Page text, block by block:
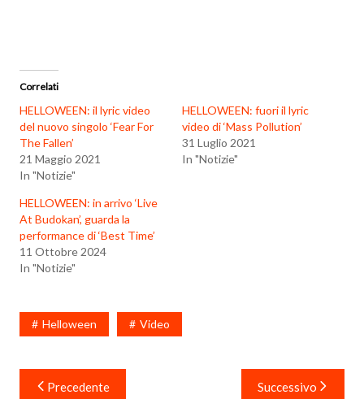
Correlati
HELLOWEEN: il lyric video
del nuovo singolo ‘Fear For
The Fallen’
21 Maggio 2021
In "Notizie"
HELLOWEEN: fuori il lyric
video di ‘Mass Pollution’
31 Luglio 2021
In "Notizie"
HELLOWEEN: in arrivo ‘Live
At Budokan’, guarda la
performance di ‘Best Time’
11 Ottobre 2024
In "Notizie"
Helloween Video
Navigazione
Precedente Successivo